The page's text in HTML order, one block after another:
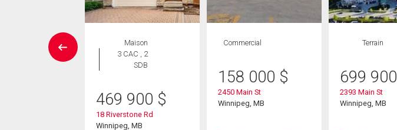
Maison
3 CAC , 2
SDB
469 900 $
18 Riverstone Rd
Winnipeg, MB
Commercial
158 000 $
2450 Main St
Winnipeg, MB
Terrain
699 900
2393 Main St
Winnipeg, MB